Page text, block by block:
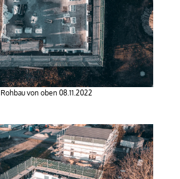
Rohbau von oben 08.11.2022